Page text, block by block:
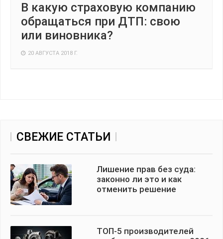
В какую страховую компанию
обращаться при ДТП: свою
или виновника?
20 АВГУСТА 2018 Г.
СВЕЖИЕ СТАТЬИ
Лишение прав без суда:
законно ли это и как
отменить решение
ТОП-5 производителей